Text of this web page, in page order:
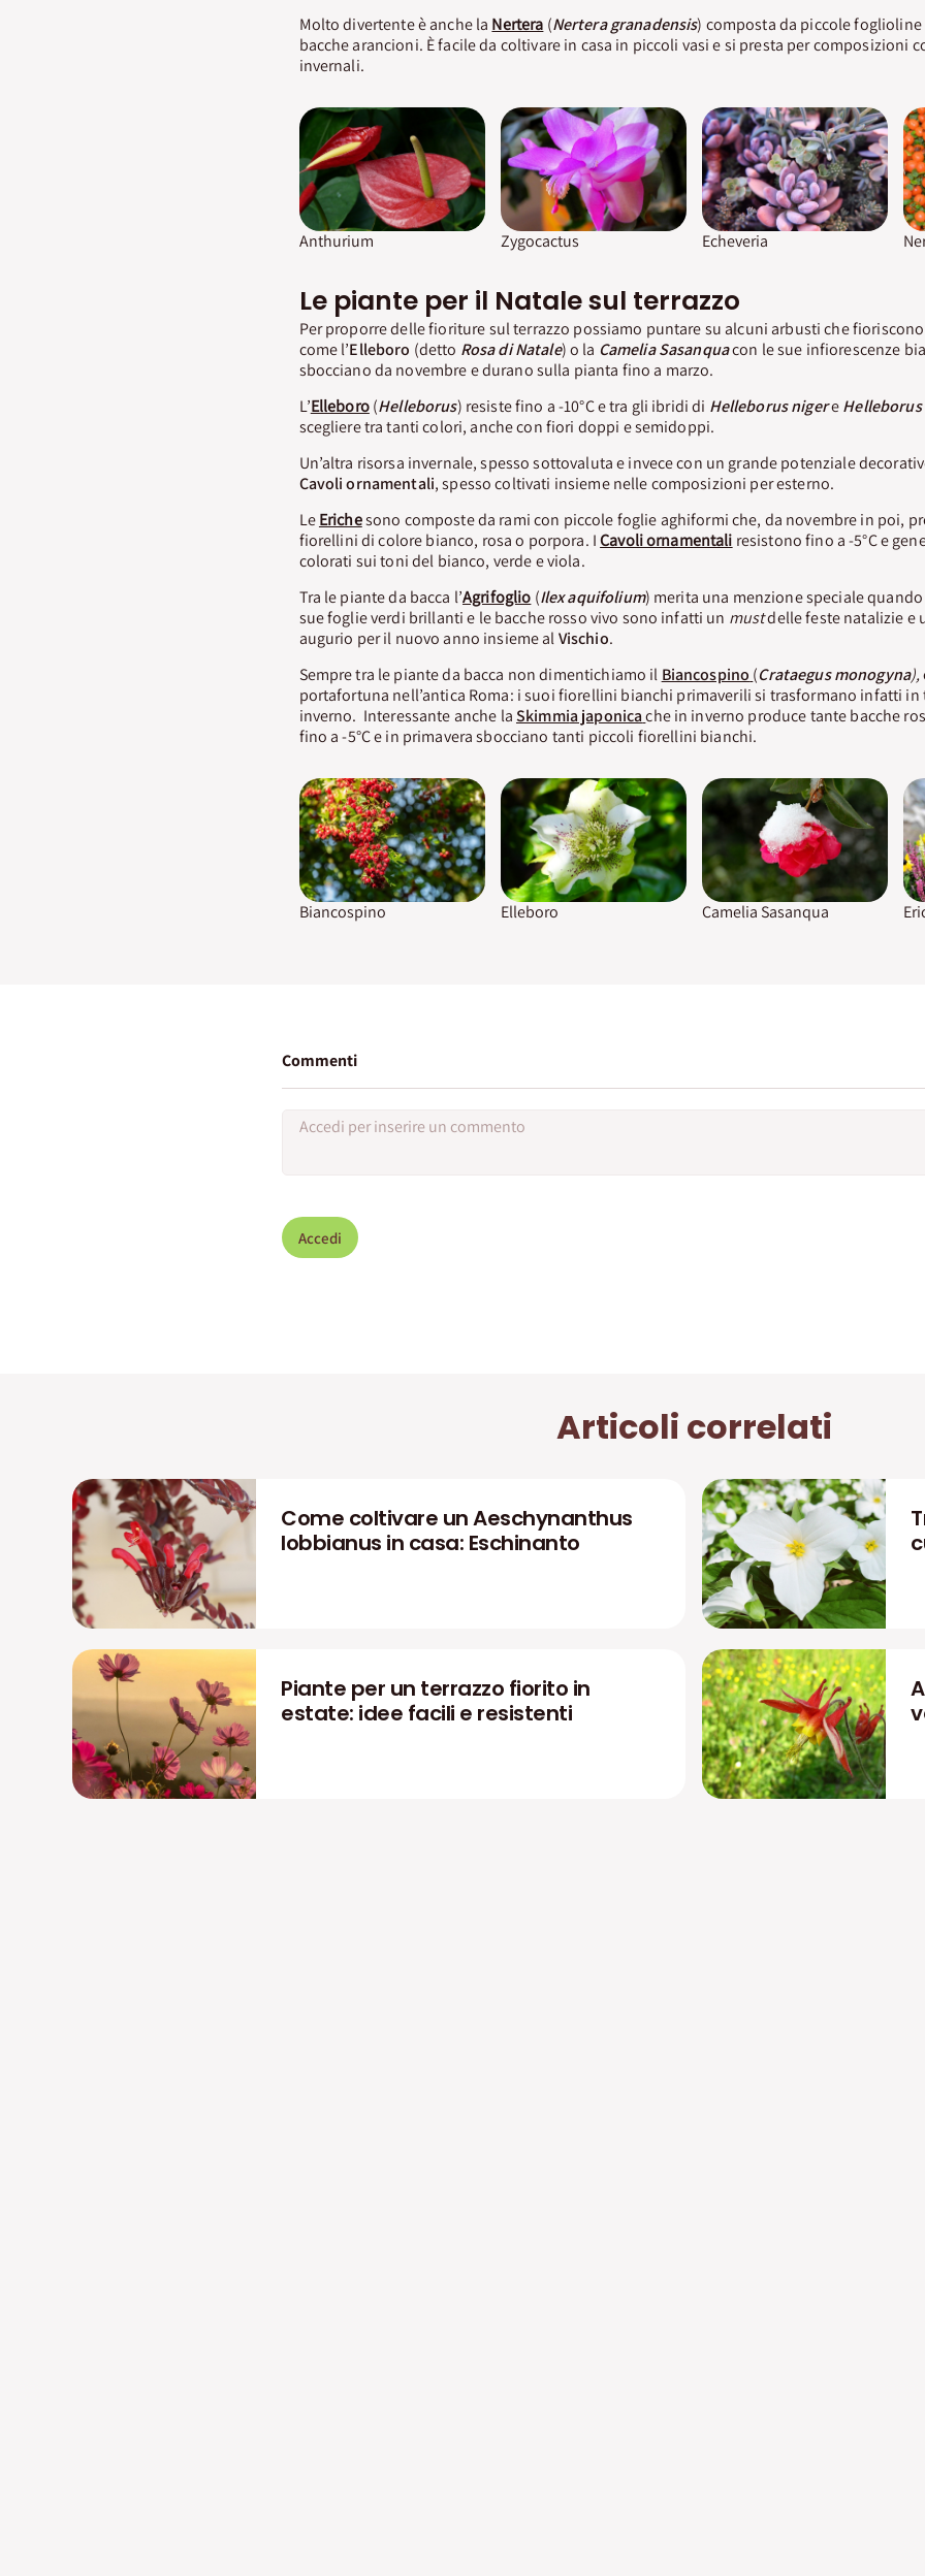
Molto divertente è anche la Nertera (Nertera granadensis) composta da piccole
bacche arancioni. È facile da coltivare in casa in piccoli vasi e si presta per composizioni
invernali.
Anthurium Zygocactus Echeveria
Le piante per il Natale sul terrazzo
Per proporre delle fioriture sul terrazzo possiamo puntare su alcuni arbusti che
come l’Elleboro (detto Rosa di Natale) o la Camelia Sasanquacon le sue infiorescenze
sbocciano da novembre e durano sulla pianta fino a marzo.
L’Elleboro(Helleborus) resiste fino a -10°C e tra gli ibridi di Helleborus nigere
scegliere tra tanti colori, anche con fiori doppi e semidoppi.
Un’altra risorsa invernale, spesso sottovaluta e invece con un grande potenziale
Cavoli ornamentali, spesso coltivati insieme nelle composizioni per esterno.
LeErichesono composte da rami con piccole foglie aghiformi che, da novembre in poi,
fiorellini di colore bianco, rosa o porpora. ICavoli ornamentali resistono fino a -5°C e
colorati sui toni del bianco, verde e viola.
Tra le piante da bacca l’Agrifoglio (Ilex aquifolium) merita una menzione speciale
sue foglie verdi brillanti e le bacche rosso vivo sono infatti un mustdelle feste natalizie e
augurio per il nuovo anno insieme alVischio.
Sempre tra le piante da bacca non dimentichiamo il Biancospino (Crataegus monogyna),
portafortuna nell’antica Roma: i suoi fiorellini bianchi primaverili si trasformano infatti in
inverno. Interessante anche laSkimmia japonica che in inverno produce tante bacche
fino a -5°C e in primavera sbocciano tanti piccoli fiorellini bianchi.
Biancospino Elleboro Camelia Sasanqua
Commenti
Accedi
Articoli correlati
Come coltivare un Aeschynanthus
lobbianus in casa: Eschinanto
Piante per un terrazzo fiorito in
estate: idee facili e resistenti